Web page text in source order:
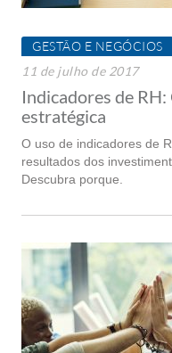
GESTÃO E NEGÓCIOS
11 de julho de 2017
Indicadores de
estratégica
O uso de indicadores de
resultados dos
Descubra porque.